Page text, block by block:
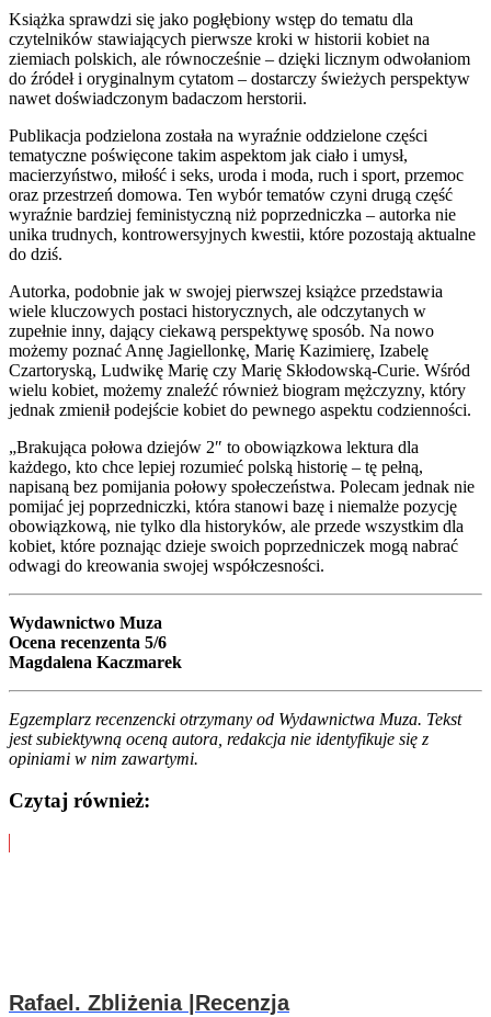
Książka sprawdzi się jako pogłębiony wstęp do tematu dla
czytelników stawiających pierwsze kroki w historii kobiet na
ziemiach polskich, ale równocześnie – dzięki licznym odwołaniom
do źródeł i oryginalnym cytatom – dostarczy świeżych perspektyw
nawet doświadczonym badaczom herstorii.
Publikacja podzielona została na wyraźnie oddzielone części
tematyczne poświęcone takim aspektom jak ciało i umysł,
macierzyństwo, miłość i seks, uroda i moda, ruch i sport, przemoc
oraz przestrzeń domowa. Ten wybór tematów czyni drugą część
wyraźnie bardziej feministyczną niż poprzedniczka – autorka nie
unika trudnych, kontrowersyjnych kwestii, które pozostają aktualne
do dziś.
Autorka, podobnie jak w swojej pierwszej książce przedstawia
wiele kluczowych postaci historycznych, ale odczytanych w
zupełnie inny, dający ciekawą perspektywę sposób. Na nowo
możemy poznać Annę Jagiellonkę, Marię Kazimierę, Izabelę
Czartoryską, Ludwikę Marię czy Marię Skłodowską-Curie. Wśród
wielu kobiet, możemy znaleźć również biogram mężczyzny, który
jednak zmienił podejście kobiet do pewnego aspektu codzienności.
„Brakująca połowa dziejów 2″ to obowiązkowa lektura dla
każdego, kto chce lepiej rozumieć polską historię – tę pełną,
napisaną bez pomijania połowy społeczeństwa. Polecam jednak nie
pomijać jej poprzedniczki, która stanowi bazę i niemalże pozycję
obowiązkową, nie tylko dla historyków, ale przede wszystkim dla
kobiet, które poznając dzieje swoich poprzedniczek mogą nabrać
odwagi do kreowania swojej współczesności.
Wydawnictwo Muza
Ocena recenzenta 5/6
Magdalena Kaczmarek
Egzemplarz recenzencki otrzymany od Wydawnictwa Muza. Tekst
jest subiektywną oceną autora, redakcja nie identyfikuje się z
opiniami w nim zawartymi.
Czytaj również:
Rafael. Zbliżenia |Recenzja